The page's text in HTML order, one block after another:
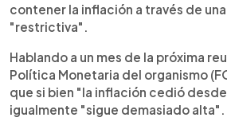
contener la inflación a través de
"restrictiva".
Hablando a un mes de la próxima
Política Monetaria del organismo
que si bien "la inflación cedió
igualmente "sigue demasiado alta".